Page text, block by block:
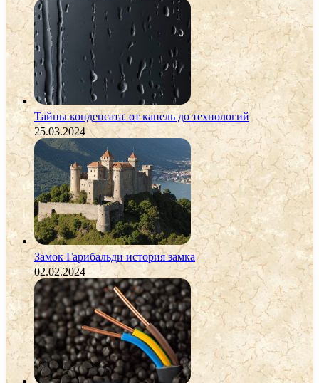
Тайны конденсата: от капель до технологий
25.03.2024
Замок Гарибальди история замка
02.02.2024